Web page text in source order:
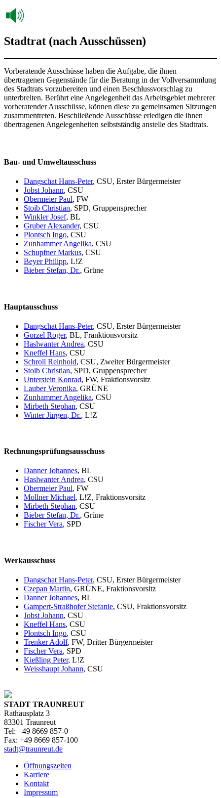
Stadtrat (nach Ausschüssen)
Vorberatende Ausschüsse haben die Aufgabe, die ihnen
übertragenen Gegenstände für die Beratung in der Vollversammlung
des Stadtrats vorzubereiten und einen Beschlussvorschlag zu
unterbreiten. Berührt eine Angelegenheit das Arbeitsgebiet mehrerer
vorberatender Ausschüsse, können diese zu gemeinsamen Sitzungen
zusammentreten. Beschließende Ausschüsse erledigen die ihnen
übertragenen Angelegenheiten selbstständig anstelle des Stadtrats.
Bau- und Umweltausschuss
Dangschat Hans-Peter, CSU, Erster Bürgermeister
Jobst Johann, CSU
Obermeier Paul, FW
Stoib Christian, SPD, Gruppensprecher
Winkler Josef, BL
Gruber Alexander, CSU
Plontsch Ingo, CSU
Zunhammer Angelika, CSU
Schupfner Markus, CSU
Beyer Philipp, L!Z
Bieber Stefan, Dr., Grüne
Hauptausschuss
Dangschat Hans-Peter, CSU, Erster Bürgermeister
Gorzel Roger, BL, Franktionsvorsitz
Haslwanter Andrea, CSU
Kneffel Hans, CSU
Schroll Reinhold, CSU, Zweiter Bürgermeister
Stoib Christian, SPD, Gruppensprecher
Unterstein Konrad, FW, Fraktionsvorsitz
Lauber Veronika, GRÜNE
Zunhammer Angelika, CSU
Mirbeth Stephan, CSU
Winter Jürgen, Dr., L!Z
Rechnungsprüfungsausschuss
Danner Johannes, BL
Haslwanter Andrea, CSU
Obermeier Paul, FW
Mollner Michael, L!Z, Fraktionsvorsitz
Mirbeth Stephan, CSU
Bieber Stefan, Dr., Grüne
Fischer Vera, SPD
Werkausschuss
Dangschat Hans-Peter, CSU, Erster Bürgermeister
Czepan Martin, GRÜNE, Fraktionsvorsitz
Danner Johannes, BL
Gampert-Straßhofer Stefanie, CSU, Fraktionsvorsitz
Jobst Johann, CSU
Kneffel Hans, CSU
Plontsch Ingo, CSU
Trenker Adolf, FW, Dritter Bürgermeister
Fischer Vera, SPD
Kießling Peter, L!Z
Weisshaupt Johann, CSU
STADT TRAUNREUT
Rathausplatz 3
83301 Traunreut
Tel: +49 8669 857-0
Fax: +49 8669 857-100
stadt@traunreut.de
Öffnungszeiten
Karriere
Kontakt
Impressum